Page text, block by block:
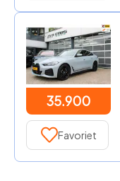
35.900
Favoriet